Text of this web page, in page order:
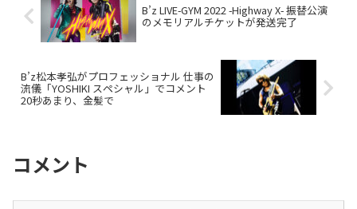
B’z LIVE-GYM 2022 -Highway X- 振替公演
のメモリアルチケットが発送完了
B’z松本孝弘がプロフェッショナル 仕事の
流儀「YOSHIKI スペシャル」でコメント
20秒あまり、金髪で
コメント